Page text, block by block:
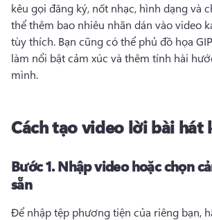
kêu gọi đăng ký, nốt nhạc, hình dạng và
thể thêm bao nhiêu nhãn dán vào video
tùy thích. Bạn cũng có thể phủ đồ họa
làm nổi bật cảm xúc và thêm tính hài
mình.
Cách tạo video lời bài hát
Bước 1.Nhập video hoặc chọn
sẵn
Để nhập tệp phương tiện của riêng bạn,